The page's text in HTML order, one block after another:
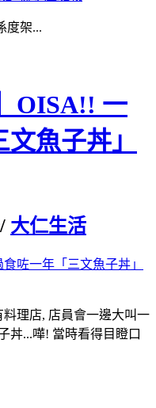
度架...
OISA!! 一
魚子丼」
大仁生活
理店, 店員會一邊大叫一
丼...嘩! 當時看得目瞪口